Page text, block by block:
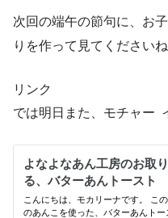
次回の端午の節句に、お
りを作って見てください
リンク
では明日また、モチャー